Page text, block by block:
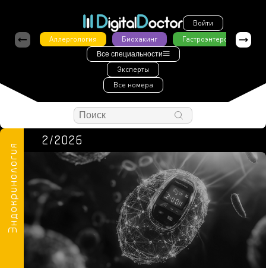
Войти
Аллергология
Биохакинг Гастроэнтерология
Все специальности
Эксперты
Все номера
Эндокринология
2/2026